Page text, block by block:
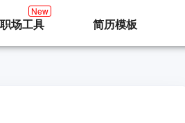
场工具
New
简历模板